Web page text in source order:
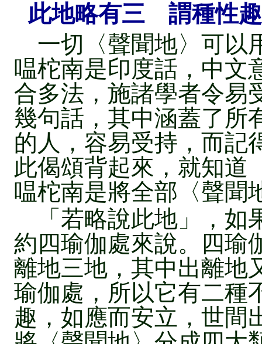
此地略有三 謂種性
一切〈聲聞地〉可以
嗢柁南是印度話，中文
合多法，施諸學者令易
幾句話，其中涵蓋了所
的人，容易受持，而記
此偈頌背起來，就知道
嗢柁南是將全部〈聲聞
「若略說此地」，如
約四瑜伽處來說。四瑜
離地三地，其中出離地
瑜伽處，所以它有二種
趣，如應而安立，世間